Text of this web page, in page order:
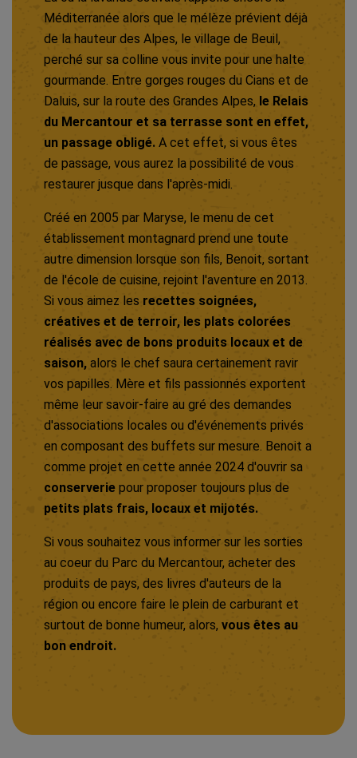
Méditerranée alors que le mélèze prévient déjà
de la hauteur des Alpes, le village de Beuil,
perché sur sa colline vous invite pour une halte
gourmande. Entre gorges rouges du Cians et de
Daluis, sur la route des Grandes Alpes, le Relais
du Mercantour et sa terrasse sont en effet,
un passage obligé. A cet effet, si vous êtes
de passage, vous aurez la possibilité de vous
restaurer jusque dans l'après-midi.
Créé en 2005 par Maryse, le menu de cet
établissement montagnard prend une toute
autre dimension lorsque son fils, Benoit, sortant
de l'école de cuisine, rejoint l'aventure en 2013.
Si vous aimez les recettes soignées,
créatives et de terroir, les plats colorées
réalisés avec de bons produits locaux et de
saison, alors le chef saura certainement ravir
vos papilles. Mère et fils passionnés exportent
même leur savoir-faire au gré des demandes
d'associations locales ou d'événements privés
en composant des buffets sur mesure. Benoit a
comme projet en cette année 2024 d'ouvrir sa
conserverie pour proposer toujours plus de
petits plats frais, locaux et mijotés.
Si vous souhaitez vous informer sur les sorties
au coeur du Parc du Mercantour, acheter des
produits de pays, des livres d'auteurs de la
région ou encore faire le plein de carburant et
surtout de bonne humeur, alors, vous êtes au
bon endroit.